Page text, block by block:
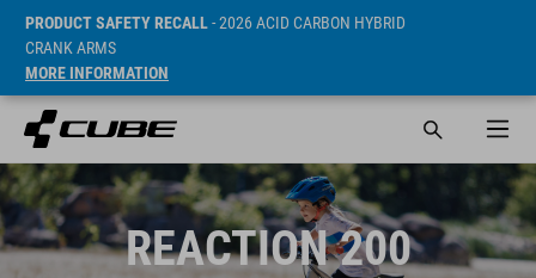
PRODUCT SAFETY RECALL- 2026 ACID CARBON HYBRID
CRANK ARMS
MORE INFORMATION
REACTION 200